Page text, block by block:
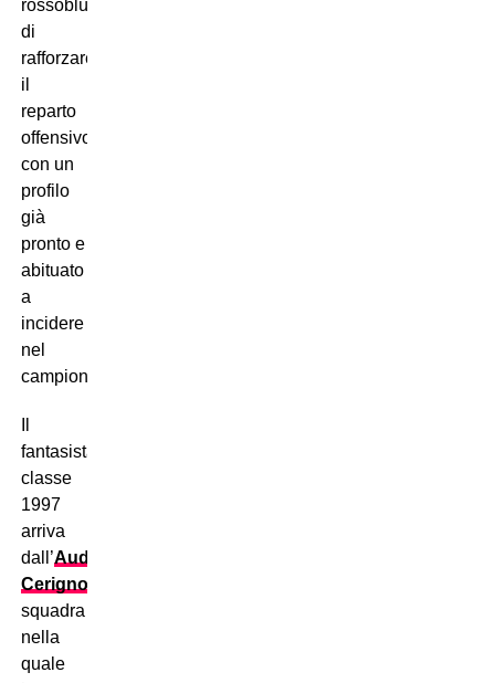
rossoblù
di
rafforzare
il
reparto
offensivo
con un
profilo
già
pronto e
abituato
a
incidere
nel
campionato.
fantasista
classe
1997
arriva
dall’Audace
Cerignola
squadra
nella
quale